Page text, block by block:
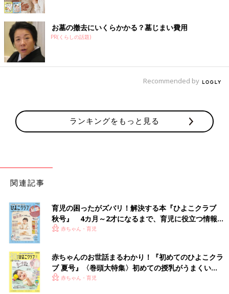
お墓の撤去にいくらかかる？墓じまい費用
PR(くらしの話題)
Recommended by
ランキングをもっと見る
関連記事
育児の困ったがズバリ！解決する本『ひよこクラブ
秋号』 4カ月～2才になるまで、育児に役立つ情報が
いっぱい！
赤ちゃん・育児
赤ちゃんのお世話まるわかり！『初めてのひよこクラ
ブ 夏号』〈巻頭大特集〉初めての授乳がうまくい
く！ おっぱい・ミルクの基本と夏のトラブル 解決テ
赤ちゃん・育児